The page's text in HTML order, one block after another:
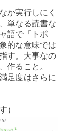
か実行しにく
単なる読書な
語で「トポ
的な意味では
す。大事なの
作ること。
足度はさらに
）